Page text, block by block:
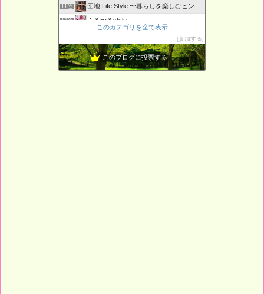
11位 団地 Life Style 〜暮らしを楽しむヒント〜
12位 ふる〜るstyle
14位 ギター、一年生彡
15位 L o H A S Y 天然生活
このカテゴリを全て表示
参加する
このブログに投票する